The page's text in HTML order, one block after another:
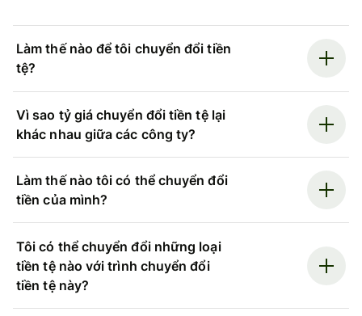
Làm thế nào để tôi chuyển đổi tiền
tệ?
Vì sao tỷ giá chuyển đổi tiền tệ lại
khác nhau giữa các công ty?
Làm thế nào tôi có thể chuyển đổi
tiền của mình?
Tôi có thể chuyển đổi những loại
tiền tệ nào với trình chuyển đổi
tiền tệ này?